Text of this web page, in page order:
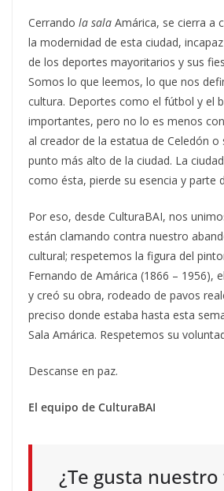
Cerrando la sala Amárica, se cierra a
la modernidad de esta ciudad,
de los deportes mayoritarios y sus
Somos lo que leemos, lo que nos
cultura. Deportes como el fútbol y el
importantes, pero no lo es menos
al creador de la estatua de Celedón o
punto más alto de la ciudad. La
como ésta, pierde su esencia y parte
Por eso, desde CulturaBAI, nos
están clamando contra nuestro
cultural; respetemos la figura del
Fernando de Amárica (1866 – 1956),
y creó su obra, rodeado de pavos
preciso donde estaba hasta esta
Sala Amárica. Respetemos su
Descanse en paz.
El equipo de CulturaBAI
¿Te gusta